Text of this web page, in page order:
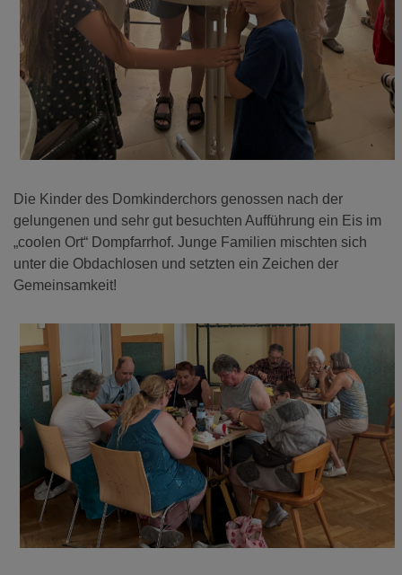
Die Kinder des Domkinderchors genossen nach der
gelungenen und sehr gut besuchten Aufführung ein Eis im
„coolen Ort“ Dompfarrhof. Junge Familien mischten sich
unter die Obdachlosen und setzten ein Zeichen der
Gemeinsamkeit!